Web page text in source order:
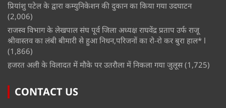
प्रियांशु पटेल के द्वारा कम्युनिकेशन की दुकान का किया गया उदघाटन
(2,006)
राजस्व विभाग के लेखपाल संघ पूर्व जिला अध्यक्ष राघवेंद्र प्रताप उर्फ राजू
श्रीवास्तव का लंबी बीमारी से हुआ निधन,परिजनों का रो-रो कर बुरा हाल* l
(1,866)
हजरत अली के विलादत में मौके पर उतरौला में निकला गया जुलूस (1,725)
CONTACT US